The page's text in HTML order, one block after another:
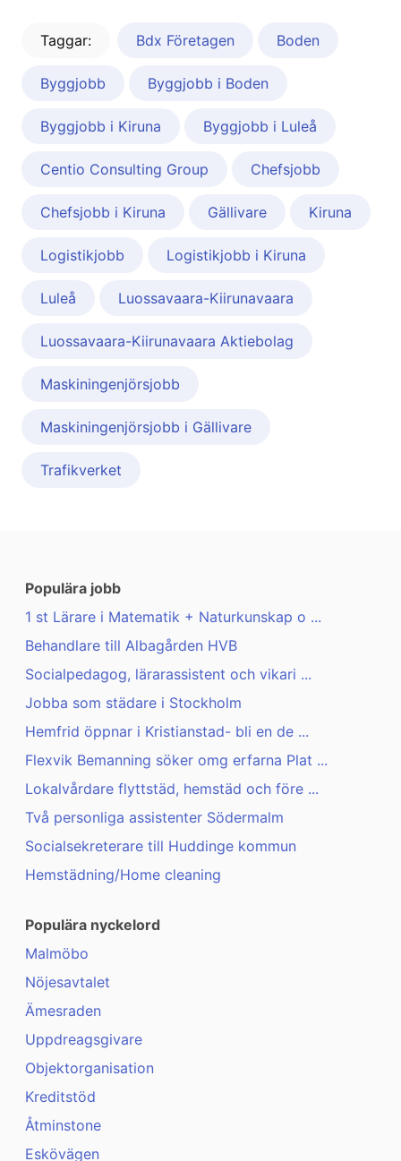
Taggar: Bdx Företagen Boden
Byggjobb Byggjobb i Boden
Byggjobb i Kiruna Byggjobb i Luleå
Centio Consulting Group Chefsjobb
Chefsjobb i Kiruna Gällivare Kiruna
Logistikjobb Logistikjobb i Kiruna
Luleå Luossavaara-Kiirunavaara
Luossavaara-Kiirunavaara Aktiebolag
Maskiningenjörsjobb
Maskiningenjörsjobb i Gällivare
Trafikverket
Populära jobb
1 st Lärare i Matematik + Naturkunskap o ...
Behandlare till Albagården HVB
Socialpedagog, lärarassistent och vikari ...
Jobba som städare i Stockholm
Hemfrid öppnar i Kristianstad- bli en de ...
Flexvik Bemanning söker omg erfarna Plat ...
Lokalvårdare flyttstäd, hemstäd och före ...
Två personliga assistenter Södermalm
Socialsekreterare till Huddinge kommun
Hemstädning/Home cleaning
Populära nyckelord
Malmöbo
Nöjesavtalet
Ämesraden
Uppdreagsgivare
Objektorganisation
Kreditstöd
Åtminstone
Eskövägen